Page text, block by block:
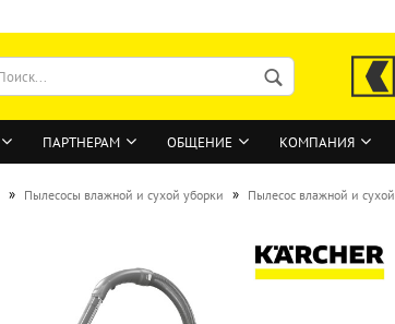
ВОЙТИ
Регистрация на сайте
ПАРТНЕРАМ ОБЩЕНИЕ КОМПАНИЯ
» Пылесосы влажной и сухой уборки » Пылесос влажной и сухой